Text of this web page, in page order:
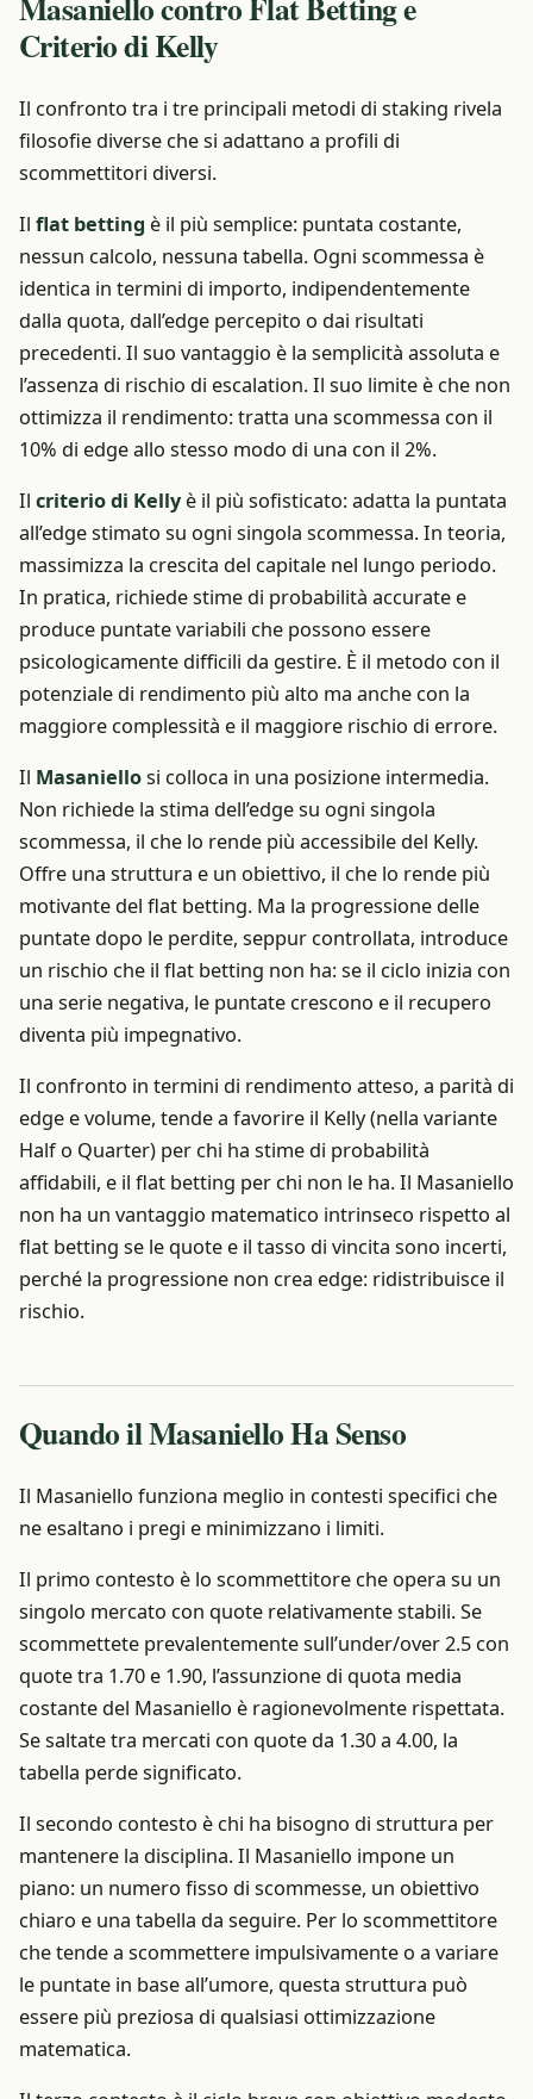
Criterio di Kelly
Il confronto tra i tre principali metodi di staking rivela
filosofie diverse che si adattano a profili di
scommettitori diversi.
Il flat betting è il più semplice: puntata costante,
nessun calcolo, nessuna tabella. Ogni scommessa è
identica in termini di importo, indipendentemente
dalla quota, dall’edge percepito o dai risultati
precedenti. Il suo vantaggio è la semplicità assoluta e
l’assenza di rischio di escalation. Il suo limite è che non
ottimizza il rendimento: tratta una scommessa con il
10% di edge allo stesso modo di una con il 2%.
Il criterio di Kellyè il più sofisticato: adatta la puntata
all’edge stimato su ogni singola scommessa. In teoria,
massimizza la crescita del capitale nel lungo periodo.
In pratica, richiede stime di probabilità accurate e
produce puntate variabili che possono essere
psicologicamente difficili da gestire. È il metodo con il
potenziale di rendimento più alto ma anche con la
maggiore complessità e il maggiore rischio di errore.
Il Masaniellosi colloca in una posizione intermedia.
Non richiede la stima dell’edge su ogni singola
scommessa, il che lo rende più accessibile del Kelly.
Offre una struttura e un obiettivo, il che lo rende più
motivante del flat betting. Ma la progressione delle
puntate dopo le perdite, seppur controllata, introduce
un rischio che il flat betting non ha: se il ciclo inizia con
una serie negativa, le puntate crescono e il recupero
diventa più impegnativo.
Il confronto in termini di rendimento atteso, a parità di
edge e volume, tende a favorire il Kelly (nella variante
Half o Quarter) per chi ha stime di probabilità
affidabili, e il flat betting per chi non le ha. Il Masaniello
non ha un vantaggio matematico intrinseco rispetto al
flat betting se le quote e il tasso di vincita sono incerti,
perché la progressione non crea edge: ridistribuisce il
rischio.
Quando il Masaniello Ha Senso
Il Masaniello funziona meglio in contesti specifici che
ne esaltano i pregi e minimizzano i limiti.
Il primo contesto è lo scommettitore che opera su un
singolo mercato con quote relativamente stabili. Se
scommettete prevalentemente sull’under/over 2.5 con
quote tra 1.70 e 1.90, l’assunzione di quota media
costante del Masaniello è ragionevolmente rispettata.
Se saltate tra mercati con quote da 1.30 a 4.00, la
tabella perde significato.
Il secondo contesto è chi ha bisogno di struttura per
mantenere la disciplina. Il Masaniello impone un
piano: un numero fisso di scommesse, un obiettivo
chiaro e una tabella da seguire. Per lo scommettitore
che tende a scommettere impulsivamente o a variare
le puntate in base all’umore, questa struttura può
essere più preziosa di qualsiasi ottimizzazione
matematica.